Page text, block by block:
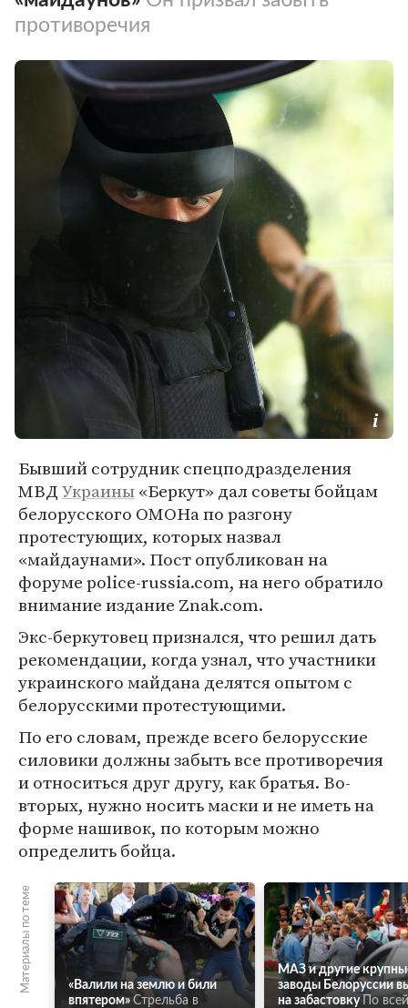
противоречия
Бывший сотрудник спецподразделения
МВДУкраины«Беркут» дал советы бойцам
белорусского ОМОНа по разгону
протестующих, которых назвал
«майдаунами». Пост опубликован на
форуме police-russia.com, на него обратило
внимание издание Znak.com.
Экс-беркутовец признался, что решил дать
рекомендации, когда узнал, что участники
украинского майдана делятся опытом с
белорусскими протестующими.
По его словам, прежде всего белорусские
силовики должны забыть все противоречия
и относиться друг другу, как братья. Во-
вторых, нужно носить маски и не иметь на
форме нашивок, по которым можно
определить бойца.
Материалы по теме
«Валили на землю и били
впятером» Стрельба в
МАЗ и другие
заводы Белоруссии
на забастовку
По всей